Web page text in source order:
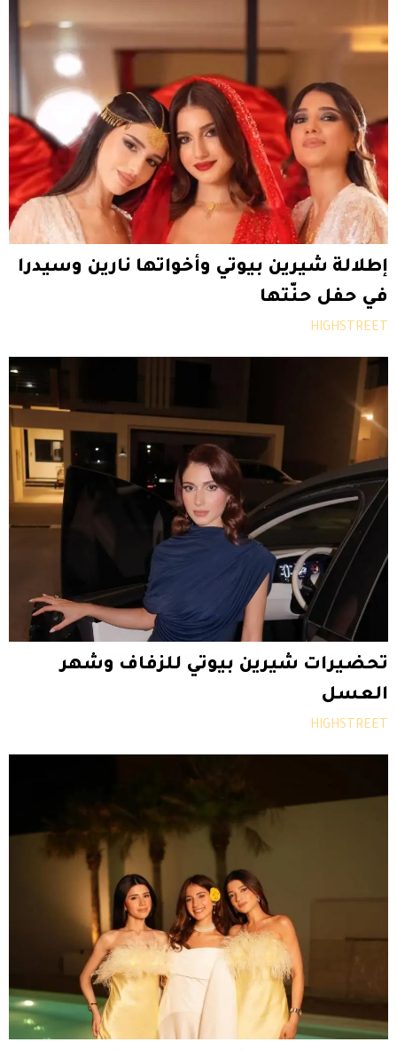
إطلالة شيرين بيوتي وأخواتها نارين وسيدرا
في حفل حنّتها
HIGHSTREET
تحضيرات شيرين بيوتي للزفاف وشهر
العسل
HIGHSTREET